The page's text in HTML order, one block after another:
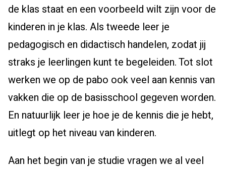
de klas staat en een voorbeeld wilt zijn voor de
kinderen in je klas. Als tweede leer je
pedagogisch en didactisch handelen, zodat jij
straks je leerlingen kunt te begeleiden. Tot slot
werken we op de pabo ook veel aan kennis van
vakken die op de basisschool gegeven worden.
En natuurlijk leer je hoe je de kennis die je hebt,
uitlegt op het niveau van kinderen.
Aan het begin van je studie vragen we al veel